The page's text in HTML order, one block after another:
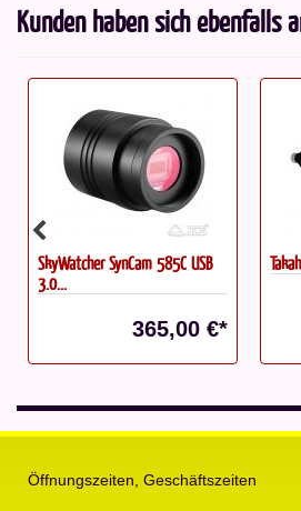
Kunden haben sich ebenfalls
SkyWatcher SynCam 585C USB
3.0...
365,00 €*
Öffnungszeiten, Geschäftszeiten